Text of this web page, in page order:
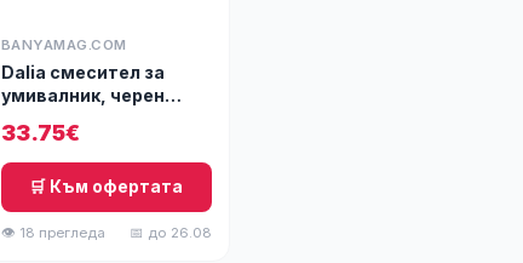
BANYAMAG.COM
Dalia смесител за
умивалник, черен
33.75€
🛒 Към офертата
👁 18 прегледа 📅 до 26.08